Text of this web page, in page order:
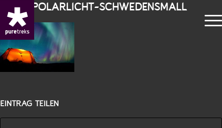
NEWS_POLARLICHT-SCHWEDENSMALL
EINTRAG TEILEN